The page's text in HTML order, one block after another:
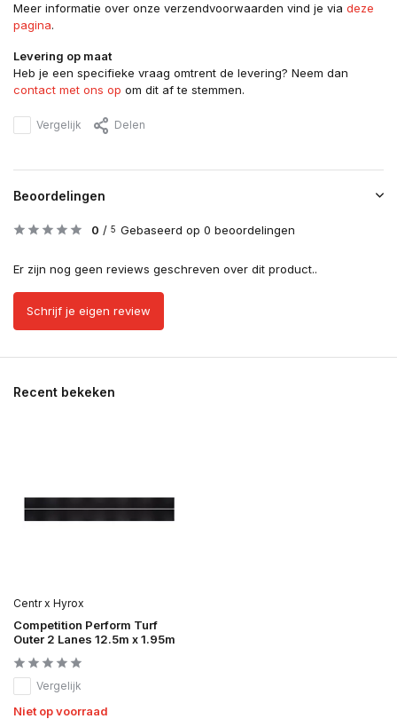
Meer informatie over onze verzendvoorwaarden vind je via deze
pagina.
Levering op maat
Heb je een specifieke vraag omtrent de levering? Neem dan
contact met ons op om dit af te stemmen.
Vergelijk Delen
Beoordelingen
0 / 5 Gebaseerd op 0 beoordelingen
Er zijn nog geen reviews geschreven over dit product..
Schrijf je eigen review
Recent bekeken
Centr x Hyrox
Competition Perform Turf
Outer 2 Lanes 12.5m x 1.95m
Vergelijk
Niet op voorraad